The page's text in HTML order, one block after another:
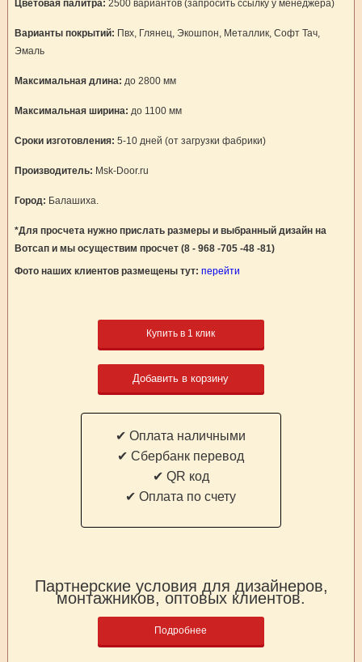
Цветовая палитра: 2500 вариантов (запросить ссылку у менеджера)
Варианты покрытий: Пвх, Глянец, Экошпон, Металлик, Софт Тач,
Эмаль
Максимальная длина: до 2800 мм
Максимальная ширина: до 1100 мм
Сроки изготовления: 5-10 дней (от загрузки фабрики)
Производитель: Msk-Door.ru
Город: Балашиха.
*Для просчета нужно прислать размеры и выбранный дизайн на
Вотсап и мы осуществим просчет (8 - 968 -705 -48 -81)
Фото наших клиентов размещены тут: перейти
Купить в 1 клик
Добавить в корзину
✔ Оплата наличными
✔ Cбербанк перевод
✔ QR код
✔ Оплата по счету
Партнерские условия для дизайнеров,
монтажников, оптовых клиентов.
Подробнее